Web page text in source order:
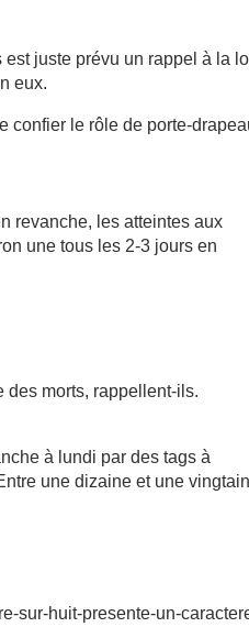
juste prévu un rappel à la
eux.
confier le rôle de porte-
revanche, les atteintes aux
une tous les 2-3 jours en
des morts, rappellent-ils.
à lundi par des tags à
une dizaine et une
sur-huit-presente-un-